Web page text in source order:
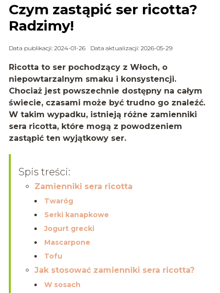
Czym zastąpić ser ricotta?
Radzimy!
Data publikacji: 2024-01-26 Data aktualizacji: 2026-05-29
Ricotta to ser pochodzący z Włoch, o
niepowtarzalnym smaku i konsystencji.
Chociaż jest powszechnie dostępny na całym
świecie, czasami może być trudno go znaleźć.
W takim wypadku, istnieją różne zamienniki
sera ricotta, które mogą z powodzeniem
zastąpić ten wyjątkowy ser.
Spis treści:
Zamienniki sera ricotta
Twaróg
Serki kanapkowe
Jogurt grecki
Mascarpone
Tofu
Jak stosować zamienniki sera ricotta?
W sosach